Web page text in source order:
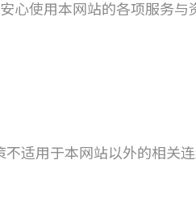
心使用本网站的各项服务
适用于本网站以外的相关